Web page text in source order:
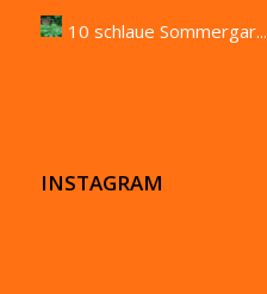
10 schlaue Sommergar...
INSTAGRAM